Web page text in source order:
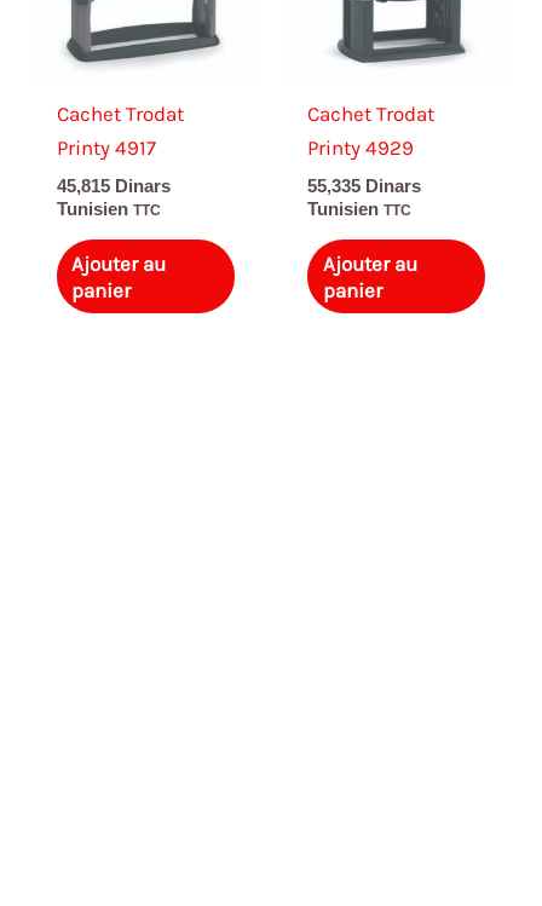
Cachet Trodat
Printy 4917
45,815 Dinars
Tunisien TTC
Ajouter au
panier
Cachet Trodat
Printy 4929
55,335 Dinars
Tunisien TTC
Ajouter au
panier